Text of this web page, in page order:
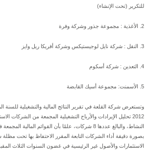
للتكرير (تحت الإنشاء)
2. الأغذية : مجموعة جذور وشركة وفرة
3. النقل : شركة نايل لوجيستيكس وشركة أفريكا ريل وايز
4. التعدين : شركة أسكوم
5. الأسمنت: مجموعة أسيك القابضة
2012 تحليل الإيرادات والأرباح التشغيلية المجمعة من الشركات
النشاط، والبالغ عددها 8 شركات، علمًا بأن القوائم
بصورة دقيقة أداء الشركات التابعة المقرر الاحتفاظ بها تحت مظلة
الاستثمارات والأصول غير الرئيسية في غضون السنوات الثلاث